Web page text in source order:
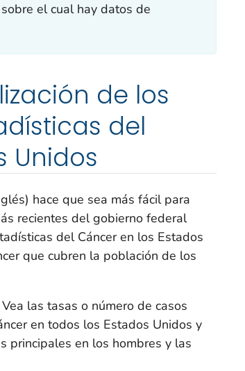
el cual hay datos de
de los
del
Unidos
hace que sea más fácil para
recientes del gobierno federal
del Cáncer en los Estados
que cubren la población de los
las tasas o número de casos
en todos los Estados Unidos y
principales en los hombres y las